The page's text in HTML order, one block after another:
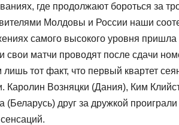
где продолжают бороться за
Молдовы и России наши
самого высокого уровня
свои матчи проводят после сдачи
лишь тот факт, что первый квартет
Каролин Возняцки (Дания), Ким
(Беларусь) друг за дружкой